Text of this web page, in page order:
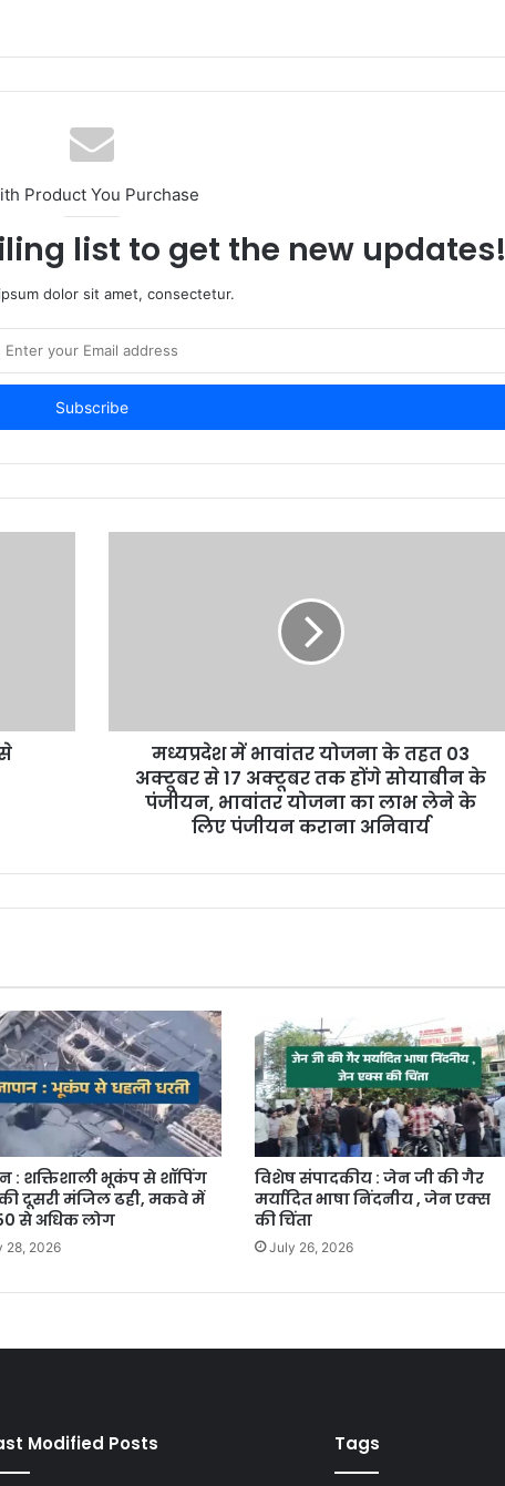
Product You Purchase
list to get the new updates!
dolor sit amet, consectetur.
मध्यप्रदेश में भावांतर योजना के तहत 03
अक्टूबर से 17 अक्टूबर तक होंगे सोयाबीन के
पंजीयन, भावांतर योजना का लाभ लेने के
लिए पंजीयन कराना अनिवार्य
: शक्तिशाली भूकंप से शॉपिंग
दूसरी मंजिल ढही, मकवे में
से अधिक लोग
28, 2026
विशेष संपादकीय : जेन जी की गैर
मर्यादित भाषा निंदनीय , जेन एक्स
की चिंता
July 26, 2026
Modified Posts Tags